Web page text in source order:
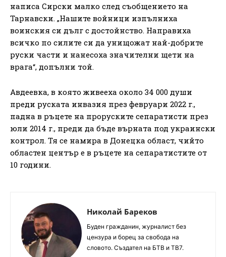
написа Сирски малко след съобщението на
Тарнавски. „Нашите войници изпълниха
воинския си дълг с достойнство. Направиха
всичко по силите си да унищожат най-добрите
руски части и нанесоха значителни щети на
врага“, допълни той.
Авдеевка, в която живееха около 34 000 души
преди руската инвазия през февруари 2022 г.,
падна в ръцете на проруските сепаратисти през
юли 2014 г., преди да бъде върната под украински
контрол. Тя се намира в Донецка област, чийто
областен център е в ръцете на сепаратистите от
10 години.
Николай Бареков
Буден гражданин, журналист без
цензура и борец за свобода на
словото. Създател на БТВ и ТВ7.